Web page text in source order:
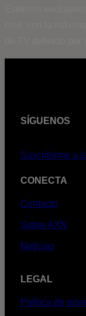
SÍGUENOS
Suscribirme a
CONECTA
Contacto
Sobre AXN
Noticias
LEGAL
Política de